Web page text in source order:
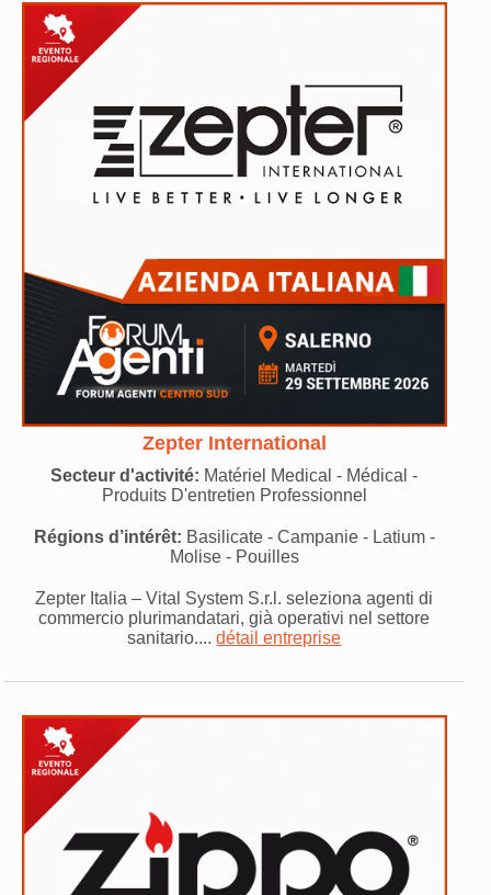
Zepter International
Secteur d'activité: Matériel Medical - Médical -
Produits D'entretien Professionnel
Régions d’intérêt: Basilicate - Campanie - Latium -
Molise - Pouilles
Zepter Italia – Vital System S.r.l. seleziona agenti di
commercio plurimandatari, già operativi nel settore
sanitario....détail entreprise